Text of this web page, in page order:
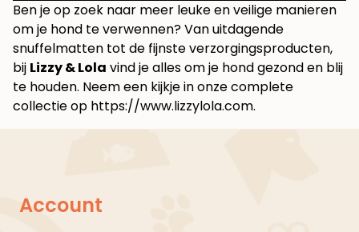
Ben je op zoek naar meer leuke en veilige manieren
om je hond te verwennen? Van uitdagende
snuffelmatten tot de fijnste verzorgingsproducten,
bij Lizzy & Lola vind je alles om je hond gezond en blij
te houden. Neem een kijkje in onze complete
collectie op https://www.lizzylola.com.
Account